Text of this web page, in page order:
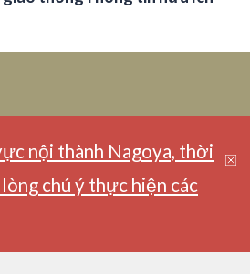
nội thành Nagoya, thời
chú ý thực hiện các